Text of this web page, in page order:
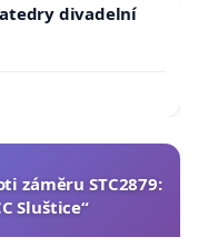
divadelní
záměru STC2879:
Sluštice“